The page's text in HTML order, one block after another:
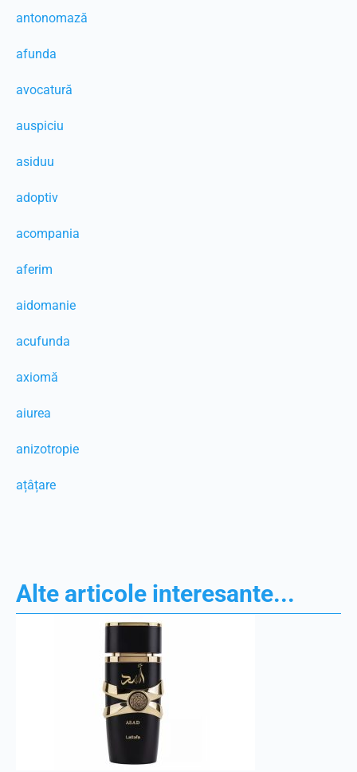
antonomază
afunda
avocatură
auspiciu
asiduu
adoptiv
acompania
aferim
aidomanie
acufunda
axiomă
aiurea
anizotropie
ațâțare
Alte articole interesante...